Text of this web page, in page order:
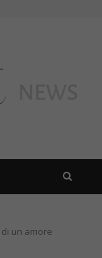
un amore